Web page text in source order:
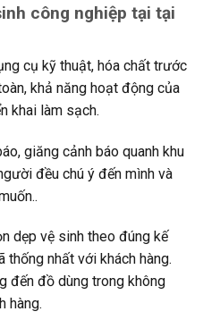
công nghiệp tại tại
cụ kỹ thuật, hóa chất trước
khả năng hoạt động của
khai làm sạch.
giăng cảnh báo quanh khu
đều chú ý đến mình và
dẹp vệ sinh theo đúng kế
nhất với khách hàng.
đến đồ dùng trong không
hàng.